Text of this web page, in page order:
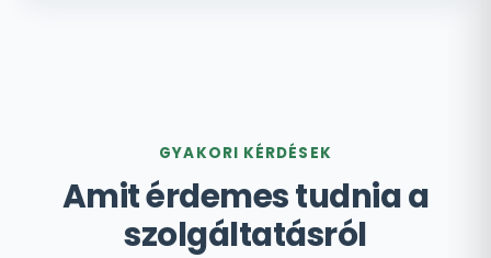
GYAKORI KÉRDÉSEK
Amit érdemes tudnia a
szolgáltatásról